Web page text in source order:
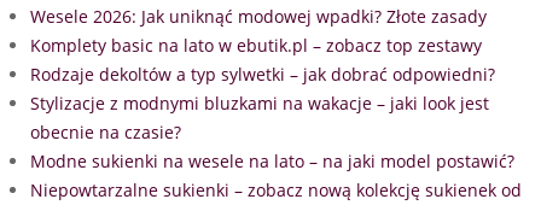
Wesele 2026: Jak uniknąć modowej wpadki? Złote zasady
Komplety basic na lato w ebutik.pl – zobacz top zestawy
Rodzaje dekoltów a typ sylwetki – jak dobrać odpowiedni?
Stylizacje z modnymi bluzkami na wakacje – jaki look jest
obecnie na czasie?
Modne sukienki na wesele na lato – na jaki model postawić?
Niepowtarzalne sukienki – zobacz nową kolekcję sukienek od